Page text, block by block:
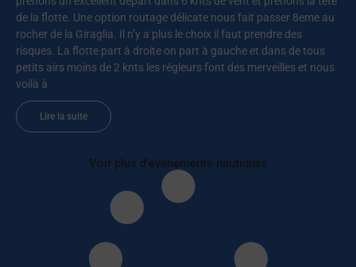
de la flotte. Une option routage délicate nous fait passer 8eme au
rocher de la Giraglia. Il n’y a plus le choix il faut prendre des
risques. La flotte part à droite on part à gauche et dans de tous
petits airs moins de 2 knts les régleurs font des merveilles et nous
voilà à
Lire la suite
Voir plus d'évènements nautiques